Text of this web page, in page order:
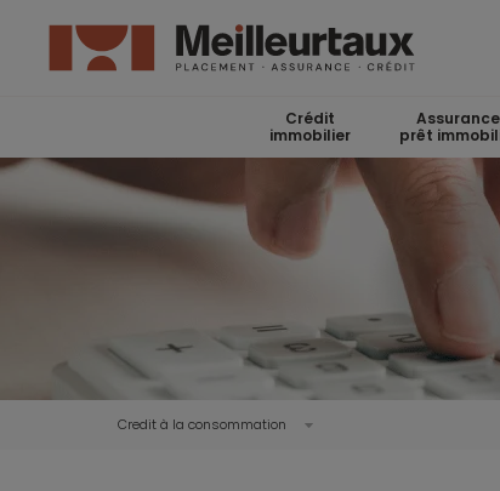
Crédit
immobilier
Assurance
prêt
Credit à la consommation